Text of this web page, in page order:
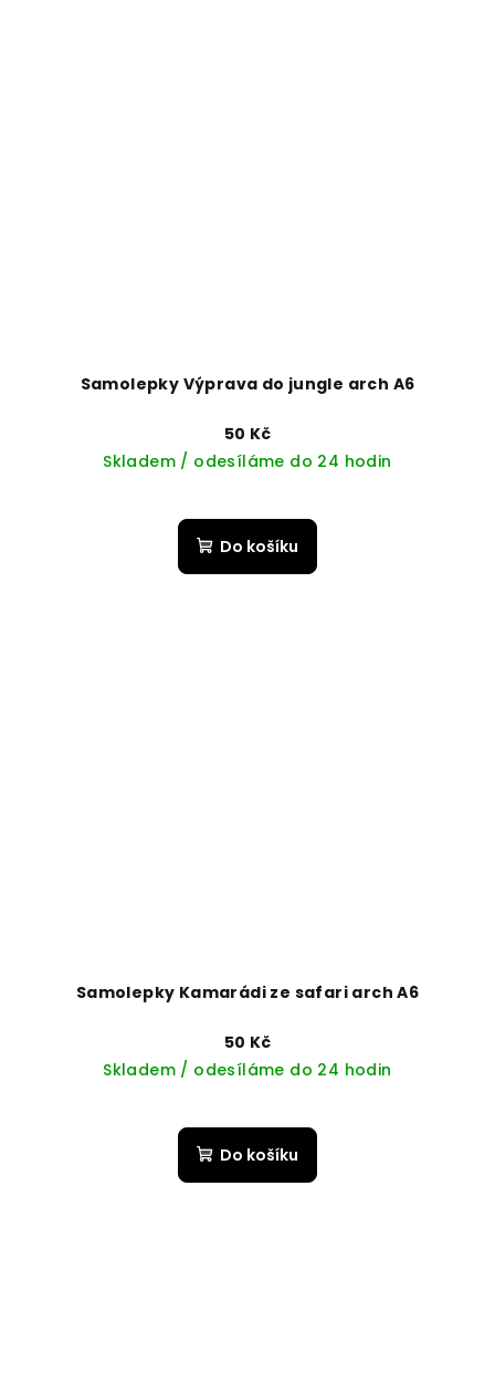
Samolepky Výprava do jungle arch A6
50 Kč
Skladem / odesíláme do 24 hodin
Do košíku
Samolepky Kamarádi ze safari arch A6
50 Kč
Skladem / odesíláme do 24 hodin
Do košíku